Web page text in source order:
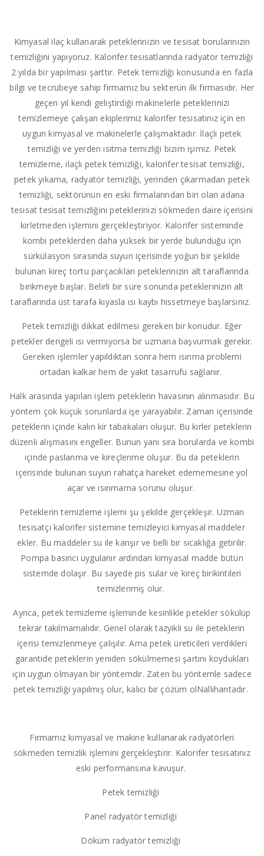
Kimyasal ilaç kullanarak peteklerinizin ve tesisat borularınızın
temizliğini yapıyoruz. Kalorifer tesisatlarında radyatör temizliği
2 yılda bir yapılması şarttır. Petek temizliği konusunda en fazla
bilgi ve tecrübeye sahip firmamız bu sekterün ilk firmasıdır. Her
geçen yıl kendi geliştirdiği makinelerle peteklerinizi
temizlemeye çalışan ekiplerimiz kalorifer tesisatınız için en
uygun kimyasal ve makinelerle çalışmaktadır. İlaçlı petek
temizliği ve yerden ısıtma temizliği bizim işimiz. Petek
temizleme, ilaçlı petek temizliği, kalorifer tesisat temizliği,
petek yıkama, radyatör temizliği, yerinden çıkarmadan petek
temizliği, sektörünün en eski firmalarından biri olan adana
tesisat tesisat temizliğini peteklerinizi sökmeden daire içerisini
kirletmeden işlemini gerçekleştiriyor. Kalorifer sisteminde
kombi peteklerden daha yüksek bir yerde bulunduğu için
sürkülasyon sırasında suyun içerisinde yoğun bir şekilde
bulunan kireç tortu parçacıkları peteklerinizin alt taraflarında
birikmeye başlar. Belirli bir süre sonunda peteklerinizin alt
taraflarında üst tarafa kıyasla ısı kaybı hissetmeye başlarsınız.
Petek temizliği dikkat edilmesi gereken bir konudur. Eğer
petekler dengeli ısı vermiyorsa bir uzmana başvurmak gerekir.
Gereken işlemler yapıldıktan sonra hem ısınma problemi
ortadan kalkar hem de yakıt tasarrufu sağlanır.
Halk arasında yapılan işlem peteklerin havasının alınmasıdır. Bu
yöntem çok küçük sorunlarda işe yarayabilir. Zaman içerisinde
peteklerin içinde kalın kir tabakaları oluşur. Bu kirler peteklerin
düzenli alışmasını engeller. Bunun yanı sıra borularda ve kombi
içinde paslanma ve kireçlenme oluşur. Bu da peteklerin
içerisinde bulunan suyun rahatça hareket edememesine yol
açar ve ısınmama sorunu oluşur.
Peteklerin temizleme işlemi şu şekilde gerçekleşir. Uzman
tesisatçı kalorifer sistemine temizleyici kimyasal maddeler
ekler. Bu maddeler su ile karışır ve belli bir sıcaklığa getirilir.
Pompa basıncı uygulanır ardından kimyasal madde bütün
sistemde dolaşır. Bu sayede pis sular ve kireç birikintileri
temizlenmiş olur.
Ayrıca, petek temizleme işleminde kesinlikle petekler sökülüp
tekrar takılmamalıdır. Genel olarak tazyikli su ile peteklerin
içerisi temizlenmeye çalışılır. Ama petek üreticileri verdikleri
garantide peteklerin yeniden sökülmemesi şartını koydukları
için uygun olmayan bir yöntemdir. Zaten bu yöntemle sadece
petek temizliği yapılmış olur, kalıcı bir çözüm olNallıhantadır.
Firmamız kimyasal ve makine kullanarak radyatörleri
sökmeden temizlik işlemini gerçekleştirir. Kalorifer tesisatınız
eski performansına kavuşur.
Petek temizliği
Panel radyatör temizliği
Döküm radyatör temizliği